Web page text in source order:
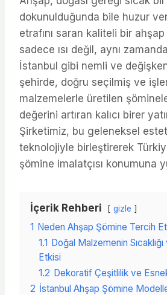
dokunulduğunda bile huzur
etrafını saran kaliteli bir
sadece ısı değil, aynı
İstanbul gibi nemli ve
şehirde, doğru seçilmiş ve
malzemelerle üretilen
değerini artıran kalıcı birer
Şirketimiz, bu geleneksel
teknolojiyle birleştirerek
şömine imalatçısı konumuna
İçerik Rehberi gizle
1 Neden Ahşap Şömine Tercih
1.1 Doğal Malzemenin
Etkisi
1.2 Dekoratif Çeşitlilik ve
2 İstanbul Ahşap Şömine